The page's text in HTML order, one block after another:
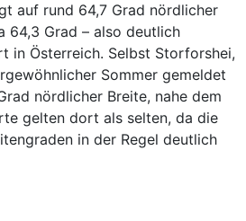
auf rund 64,7 Grad nördlicher
64,3 Grad – also deutlich
in Österreich. Selbst Storforshei,
Sommer gemeldet
nördlicher Breite, nahe dem
gelten dort als selten, da die
in der Regel deutlich